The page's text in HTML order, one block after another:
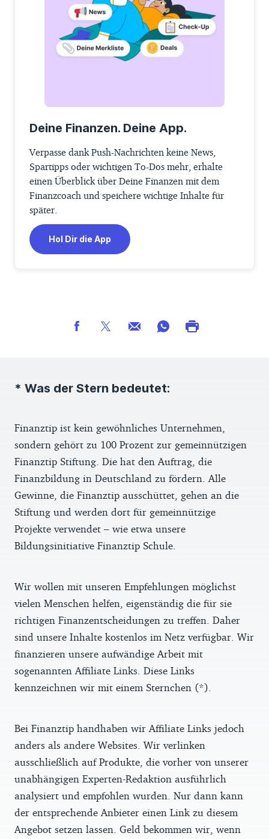
Deine Finanzen. Deine App.
Verpasse dank Push-Nachrichten keine News,
Spartipps oder wichtigen To-Dos mehr, erhalte
einen Überblick über Deine Finanzen mit dem
Finanzcoach und speichere wichtige Inhalte für
später.
Hol Dir die App
* Was der Stern bedeutet:
Finanztip ist kein gewöhnliches Unternehmen,
sondern gehört zu 100 Prozent zur gemeinnützigen
Finanztip Stiftung. Die hat den Auftrag, die
Finanzbildung in Deutschland zu fördern. Alle
Gewinne, die Finanztip ausschüttet, gehen an die
Stiftung und werden dort für gemeinnützige
Projekte verwendet – wie etwa unsere
Bildungsinitiative Finanztip Schule.
Wir wollen mit unseren Empfehlungen möglichst
vielen Menschen helfen, eigenständig die für sie
richtigen Finanzentscheidungen zu treffen. Daher
sind unsere Inhalte kostenlos im Netz verfügbar. Wir
finanzieren unsere aufwändige Arbeit mit
sogenannten Affiliate Links. Diese Links
kennzeichnen wir mit einem Sternchen (*).
Bei Finanztip handhaben wir Affiliate Links jedoch
anders als andere Websites. Wir verlinken
ausschließlich auf Produkte, die vorher von unserer
unabhängigen Experten-Redaktion ausführlich
analysiert und empfohlen wurden. Nur dann kann
der entsprechende Anbieter einen Link zu diesem
Angebot setzen lassen. Geld bekommen wir, wenn